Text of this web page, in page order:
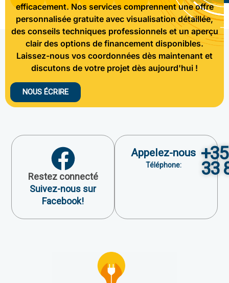
efficacement. Nos services comprennent une offre
personnalisée gratuite avec visualisation détaillée,
des conseils techniques professionnels et un aperçu
clair des options de financement disponibles.
Laissez-nous vos coordonnées dès maintenant et
discutons de votre projet dès aujourd'hui !
NOUS ÉCRIRE
Restez connecté
Suivez-nous sur
Facebook!
Appelez-nous
Téléphone: 33